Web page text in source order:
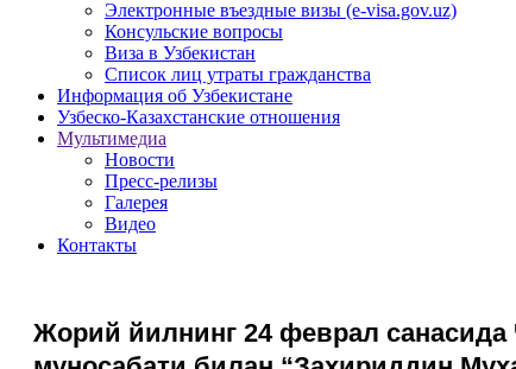
Электронные въездные визы (e-visa.gov.uz)
Консульские вопросы
Виза в Узбекистан
Список лиц утраты гражданства
Информация об Узбекистане
Узбеско-Казахстанские отношения
Мультимедиа
Новости
Пресс-релизы
Галерея
Видео
Контакты
Жорий йилнинг 24 феврал